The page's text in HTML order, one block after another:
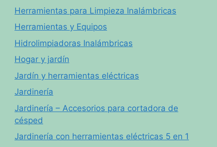
Herramientas para Limpieza Inalámbricas
Herramientas y Equipos
Hidrolimpiadoras Inalámbricas
Hogar y jardín
Jardín y herramientas eléctricas
Jardinería
Jardinería – Accesorios para cortadora de
césped
Jardinería con herramientas eléctricas 5 en 1